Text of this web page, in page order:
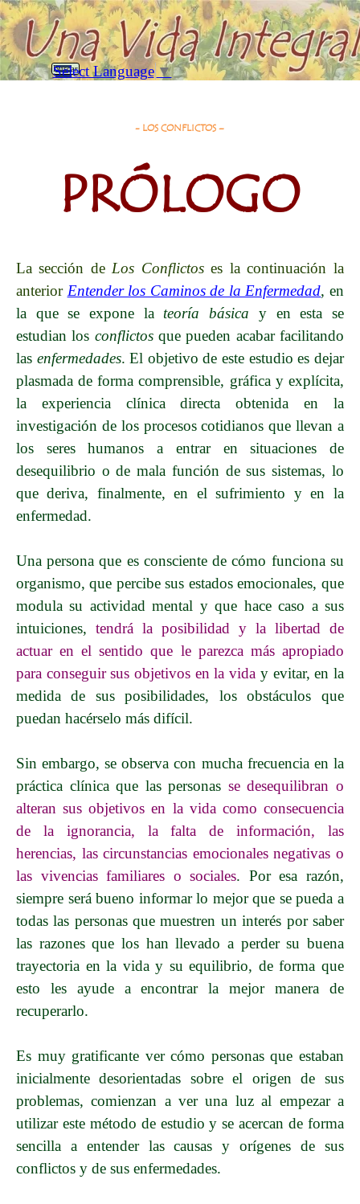
Vaya al Contenido
Saltar menú
Select Language ▼
Buscar
- LOS CONFLICTOS –
PRÓLOGO
La sección de Los Conflictoses la continuación la
anterior Entender los Caminos de la Enfermedad, en
la que se expone la teoríabásica y en esta se
estudian los conflictosque pueden acabar facilitando
las enfermedades. El objetivo de este estudio es dejar
plasmada de forma comprensible, gráfica y explícita,
la experiencia clínica directa obtenida en la
investigación de los procesos cotidianos que llevan a
los seres humanos a entrar en situaciones de
desequilibrio o de mala función de sus sistemas, lo
que deriva, finalmente, en el sufrimiento y en la
enfermedad.
Una persona que es consciente de cómo funciona su
organismo, que percibe sus estados emocionales, que
modula su actividad mental y que hace caso a sus
intuiciones, tendrá la posibilidad y la libertad de
actuar en el sentido que le parezca más apropiado
para conseguir sus objetivos en la vida y evitar, en la
medida de sus posibilidades, los obstáculos que
puedan hacérselo más difícil.
Sin embargo, se observa con mucha frecuencia en la
práctica clínica que las personas se desequilibran o
alteran sus objetivos en la vida como consecuencia
de la ignorancia, la falta de información, las
herencias, las circunstancias emocionales negativas o
las vivencias familiares o sociales. Por esa razón,
siempre será bueno informar lo mejor que se pueda a
todas las personas que muestren un interés por saber
las razones que los han llevado a perder su buena
trayectoria en la vida y su equilibrio, de forma que
esto les ayude a encontrar la mejor manera de
recuperarlo.
Es muy gratificante ver cómo personas que estaban
inicialmente desorientadas sobre el origen de sus
problemas, comienzan a ver una luz al empezar a
utilizar este método de estudio y se acercan de forma
sencilla a entender las causas y orígenes de sus
conflictos y de sus enfermedades.